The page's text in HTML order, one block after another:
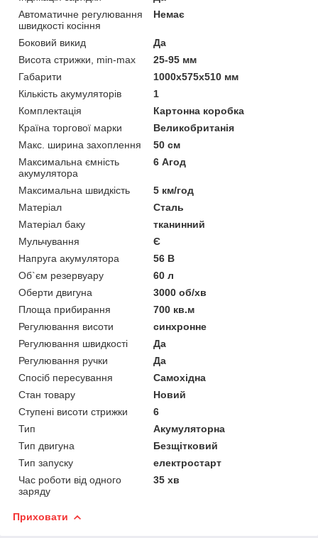
Автоматичне регулювання
швидкості косіння
Немає
Боковий викид
Да
Висота стрижки, min-max
25-95 мм
Габарити
1000x575x510 мм
Кількість акумуляторів
1
Комплектація
Картонна коробка
Країна торгової марки
Великобританія
Макс. ширина захоплення
50 см
Максимальна ємність
акумулятора
6 Агод
Максимальна швидкість
5 км/год
Матеріал
Сталь
Матеріал баку
тканинний
Мульчування
Є
Напруга акумулятора
56 В
Об`єм резервуару
60 л
Оберти двигуна
3000 об/хв
Площа прибирання
700 кв.м
Регулювання висоти
синхронне
Регулювання швидкості
Да
Регулювання ручки
Да
Спосіб пересування
Самохідна
Стан товару
Новий
Ступені висоти стрижки
6
Тип
Акумуляторна
Тип двигуна
Безщітковий
Тип запуску
електростарт
Час роботи від одного
заряду
35 хв
Приховати